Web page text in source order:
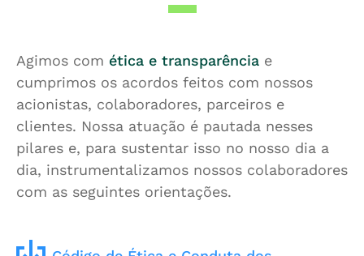
Agimos com ética e transparência e
cumprimos os acordos feitos com nossos
acionistas, colaboradores, parceiros e
clientes. Nossa atuação é pautada nesses
pilares e, para sustentar isso no nosso dia a
dia, instrumentalizamos nossos colaboradores
com as seguintes orientações.